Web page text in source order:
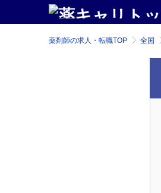
薬剤師の求人・転職TOP 全国